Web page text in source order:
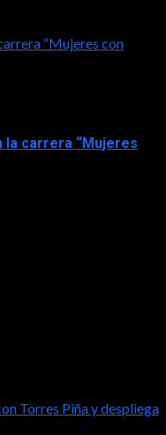
“Mujeres con
la carrera “Mujeres
Torres Piña y despliega